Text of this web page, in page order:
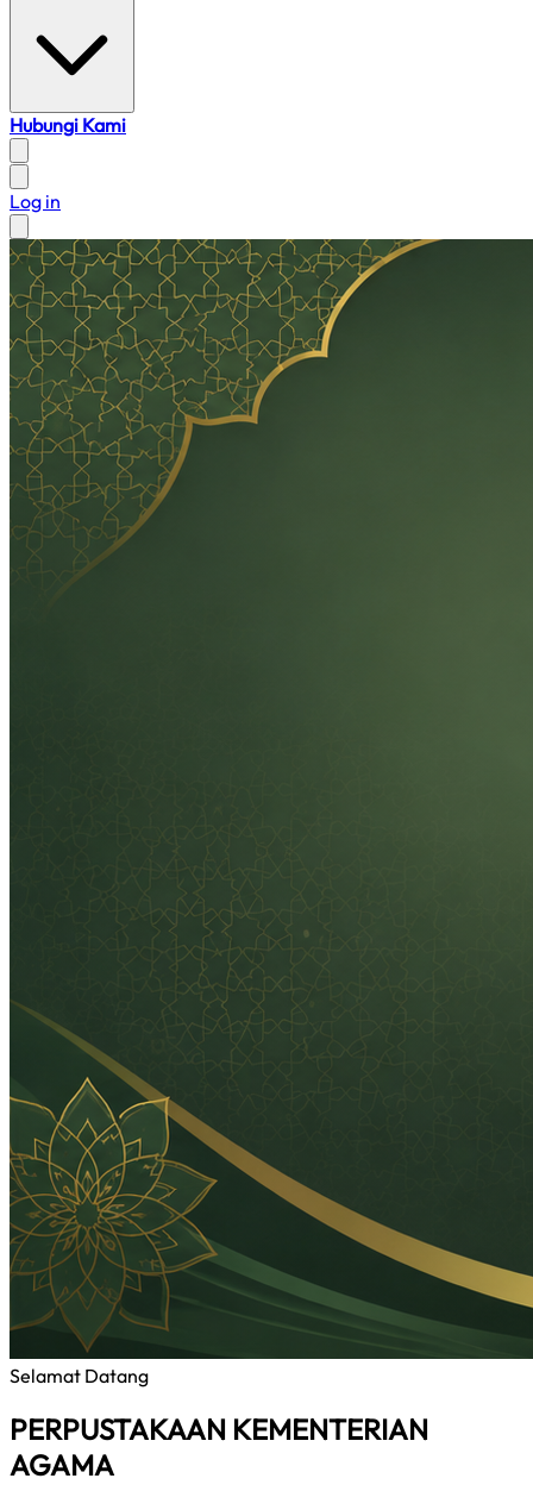
Hubungi Kami
Log in
Selamat Datang
PERPUSTAKAAN KEMENTERIAN
AGAMA